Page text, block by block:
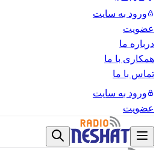
ورود به سایت
عضویت
درباره ما
همکاری با ما
تماس با ما
ورود به سایت
عضویت